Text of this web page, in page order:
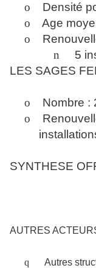
o
Densité
o
Age
o
n
5
LES SAGES
o
Nombre :
o
SYNTHESE
AUTRES
q
Autres